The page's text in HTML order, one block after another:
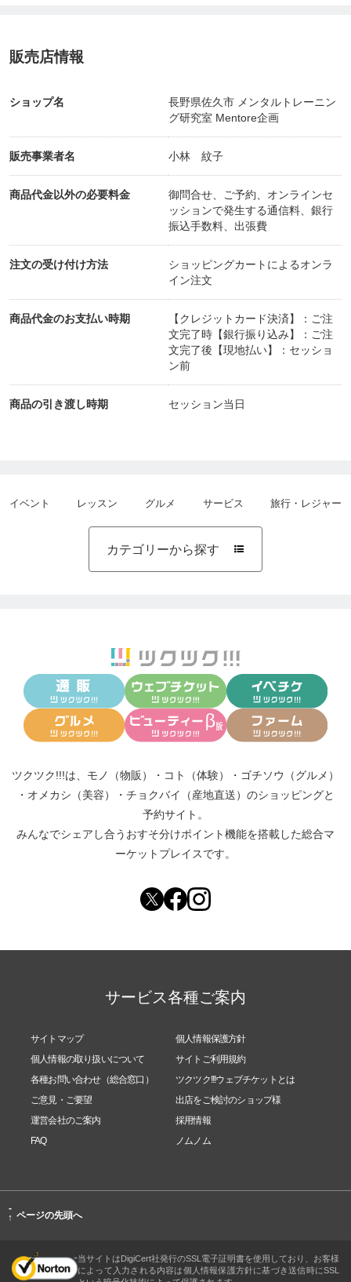
販売店情報
ショップ名
長野県佐久市 メンタルトレーニン
グ研究室 Mentore企画
販売事業者名 小林 紋子
商品代金以外の必要料金
御問合せ、ご予約、オンラインセ
ッションで発生する通信料、銀行
振込手数料、出張費
注文の受け付け方法
ショッピングカートによるオンラ
イン注文
商品代金のお支払い時期
【クレジットカード決済】：ご注
文完了時【銀行振り込み】：ご注
文完了後【現地払い】：セッショ
ン前
商品の引き渡し時期 セッション当日
イベント レッスン グルメ サービス 旅行・レジャー
カテゴリーから探す 
ツクツク!!!は、 モノ（物販） ・ コト（体験） ・ ゴチソウ（グルメ）
・ オメカシ（美容） ・ チョクバイ（産地直送） のショッピングと
予約サイト。
みんなでシェアし合う おすそ分けポイント機能を搭載した総合マ
ーケットプレイスです。
サービス各種ご案内
サイトマップ
個人情報保護方針
個人情報の取り扱いについて
サイトご利用規約
各種お問い合わせ（総合窓口）
ツクツク!!!ウェブチケットとは
ご意見・ご要望
出店をご検討のショップ様
運営会社のご案内
採用情報
FAQ
ノムノム
-
↑ ページの先頭へ
当サイトはDigiCert社発行のSSL電子証明書を使用しており、お客様
によって入力される内容は個人情報保護方針に基づき送信時にSSL